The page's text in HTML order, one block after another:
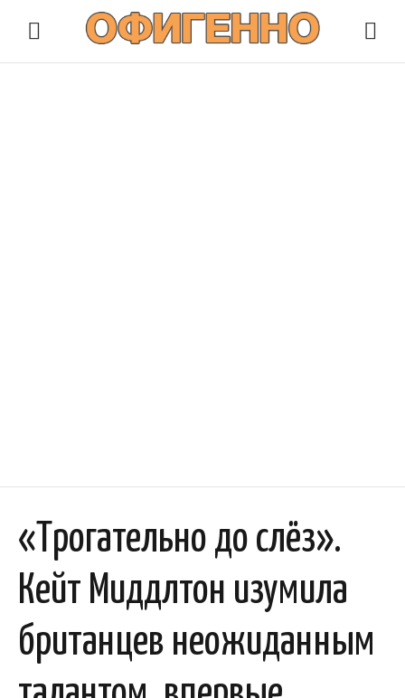
«Трогательно до слёз».
Кейт Миддлтон изумила
британцев неожиданным